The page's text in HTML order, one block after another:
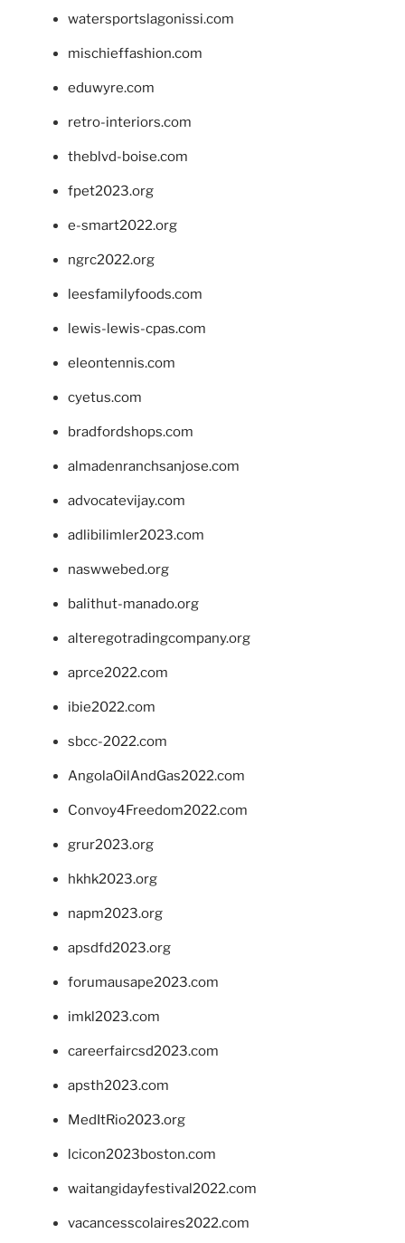
watersportslagonissi.com
mischieffashion.com
eduwyre.com
retro-interiors.com
theblvd-boise.com
fpet2023.org
e-smart2022.org
ngrc2022.org
leesfamilyfoods.com
lewis-lewis-cpas.com
eleontennis.com
cyetus.com
bradfordshops.com
almadenranchsanjose.com
advocatevijay.com
adlibilimler2023.com
naswwebed.org
balithut-manado.org
alteregotradingcompany.org
aprce2022.com
ibie2022.com
sbcc-2022.com
AngolaOilAndGas2022.com
Convoy4Freedom2022.com
grur2023.org
hkhk2023.org
napm2023.org
apsdfd2023.org
forumausape2023.com
imkl2023.com
careerfaircsd2023.com
apsth2023.com
MedItRio2023.org
lcicon2023boston.com
waitangidayfestival2022.com
vacancesscolaires2022.com